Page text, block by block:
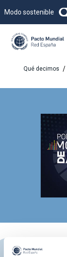
Modo sostenible
Qué decimos /